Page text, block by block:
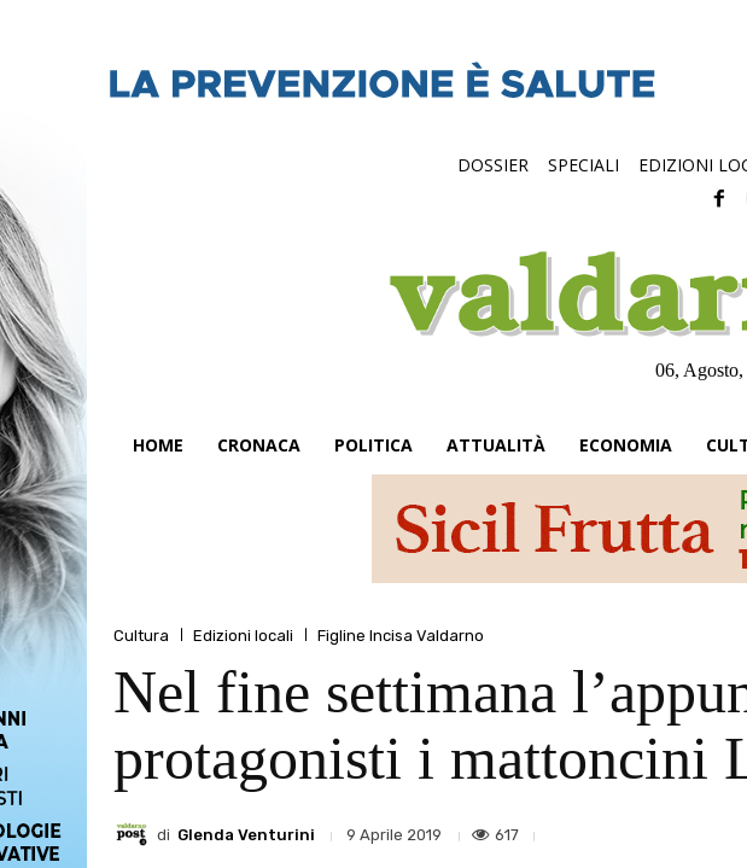
DOSSIER SPECIALI EDIZIONI
06, Agosto,
HOME CRONACA POLITICA ATTUALITÀ ECONOMIA
Cultura Edizioni locali Figline Incisa Valdarno
Nel fine settimana
protagonisti i mattoncini
di Glenda Venturini 9 Aprile 2019 617